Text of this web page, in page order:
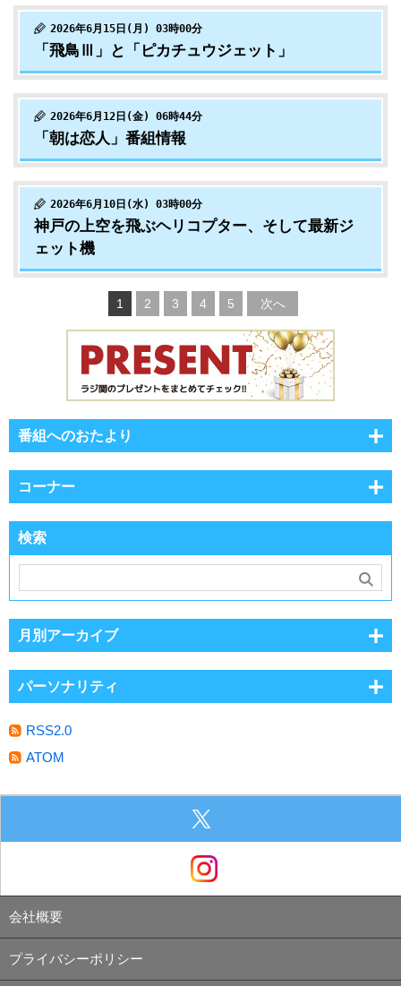
2026年6月15日(月) 03時00分
「飛鳥Ⅲ」と「ピカチュウジェット」
2026年6月12日(金) 06時44分
「朝は恋人」番組情報
2026年6月10日(水) 03時00分
神戸の上空を飛ぶヘリコプター、そして最新ジ
ェット機
1 2 3 4 5 次へ
番組へのおたより
コーナー
検索
月別アーカイブ
パーソナリティ
RSS2.0
ATOM
会社概要
プライバシーポリシー